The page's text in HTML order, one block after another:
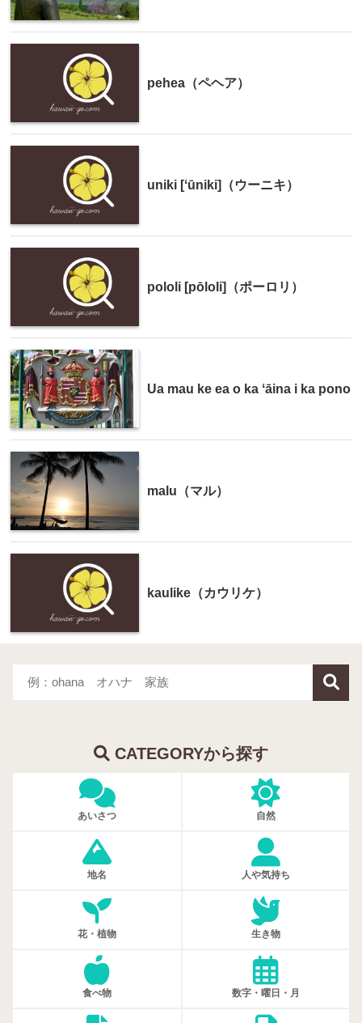
pehea（ペヘア）
uniki [ʻūniki]（ウーニキ）
pololi [pōloli]（ポーロリ）
Ua mau ke ea o ka ʻāina i ka pono
malu（マル）
kaulike（カウリケ）
CATEGORYから探す
あいさつ 自然
地名 人や気持ち
花・植物 生き物
食べ物 数字・曜日・月